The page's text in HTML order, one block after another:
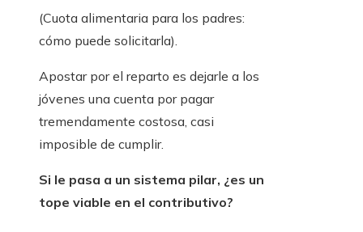
(Cuota alimentaria para los padres:
cómo puede solicitarla).
Apostar por el reparto es dejarle a los
jóvenes una cuenta por pagar
tremendamente costosa, casi
imposible de cumplir.
Si le pasa a un sistema pilar, ¿es un
tope viable en el contributivo?